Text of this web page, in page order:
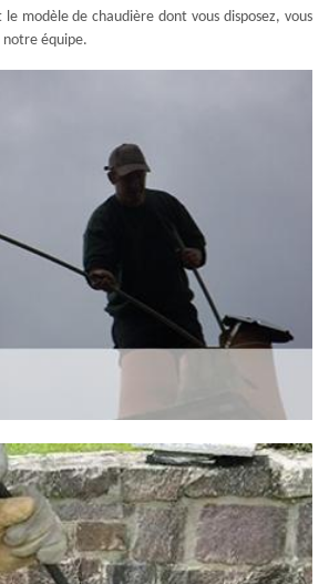
modèle de chaudière dont vous disposez, vous
notre équipe.